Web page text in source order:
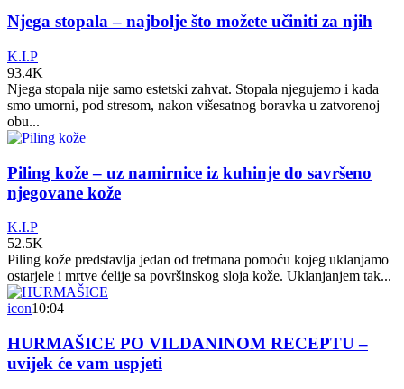
Njega stopala – najbolje što možete učiniti za njih
K.I.P
93.4K
Njega stopala nije samo estetski zahvat. Stopala njegujemo i kada
smo umorni, pod stresom, nakon višesatnog boravka u zatvorenoj
obu...
Piling kože – uz namirnice iz kuhinje do savršeno
njegovane kože
K.I.P
52.5K
Piling kože predstavlja jedan od tretmana pomoću kojeg uklanjamo
ostarjele i mrtve ćelije sa površinskog sloja kože. Uklanjanjem tak...
icon10:04
HURMAŠICE PO VILDANINOM RECEPTU –
uvijek će vam uspjeti